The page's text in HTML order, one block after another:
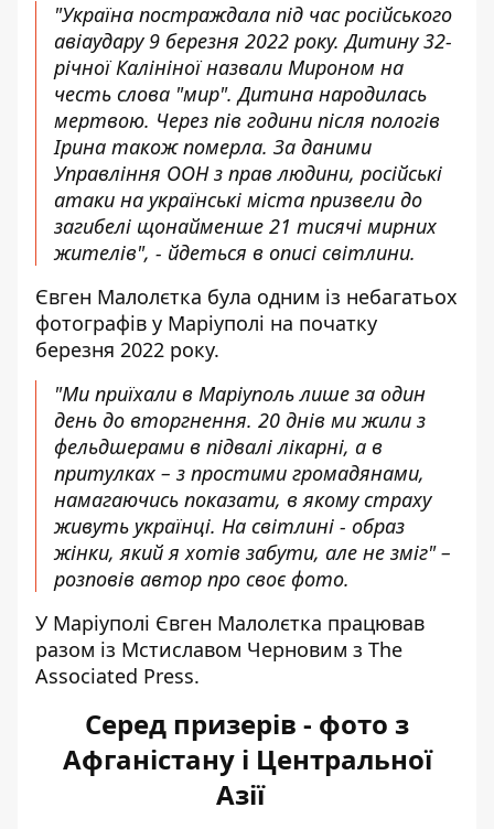
"Україна постраждала під час російського
авіаудару 9 березня 2022 року. Дитину 32-
річної Калініної назвали Мироном на
честь слова "мир". Дитина народилась
мертвою. Через пів години після пологів
Ірина також померла. За даними
Управління ООН з прав людини, російські
атаки на українські міста призвели до
загибелі щонайменше 21 тисячі мирних
жителів", - йдеться в описі світлини.
Євген Малолєтка була одним із небагатьох
фотографів у Маріуполі на початку
березня 2022 року.
"Ми приїхали в Маріуполь лише за один
день до вторгнення. 20 днів ми жили з
фельдшерами в підвалі лікарні, а в
притулках – з простими громадянами,
намагаючись показати, в якому страху
живуть українці. На світлині - образ
жінки, який я хотів забути, але не зміг" –
розповів автор про своє фото.
У Маріуполі Євген Малолєтка працював
разом із Мстиславом Черновим з The
Associated Press.
Серед призерів - фото з
Афганістану і Центральної
Азії